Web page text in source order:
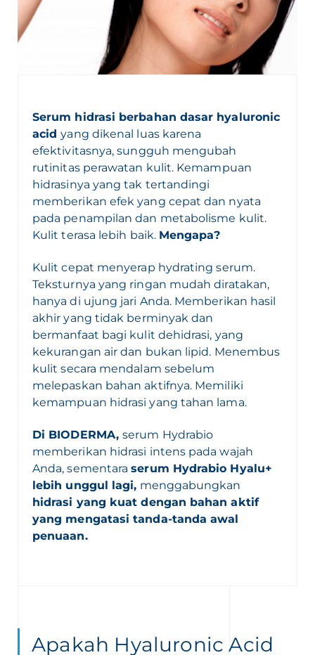
Serum hidrasi berbahan dasar hyaluronic
acidyang dikenal luas karena
efektivitasnya, sungguh mengubah
rutinitas perawatan kulit. Kemampuan
hidrasinya yang tak tertandingi
memberikan efek yang cepat dan nyata
pada penampilan dan metabolisme kulit.
Kulit terasa lebih baik. Mengapa?
Kulit cepat menyerap hydrating serum.
Teksturnya yang ringan mudah diratakan,
hanya di ujung jari Anda. Memberikan hasil
akhir yang tidak berminyak dan
bermanfaat bagi kulit dehidrasi, yang
kekurangan air dan bukan lipid. Menembus
kulit secara mendalam sebelum
melepaskan bahan aktifnya. Memiliki
kemampuan hidrasi yang tahan lama.
Di BIODERMA,serum Hydrabio
memberikan hidrasi intens pada wajah
Anda, sementaraserum Hydrabio Hyalu+
lebih unggul lagi, menggabungkan
hidrasi yang kuat dengan bahan aktif
yang mengatasi tanda-tanda awal
penuaan.
Apakah Hyaluronic Acid